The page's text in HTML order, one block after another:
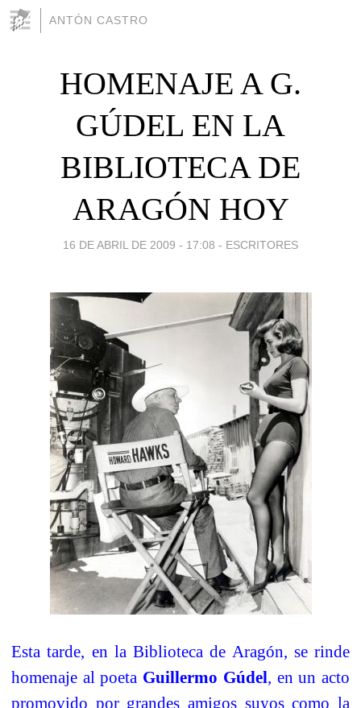
ANTÓN CASTRO
HOMENAJE A G.
GÚDEL EN LA
BIBLIOTECA DE
ARAGÓN HOY
16 DE ABRIL DE 2009 - 17:08 - ESCRITORES
Esta tarde, en la Biblioteca de Aragón, se rinde
homenaje al poeta Guillermo Gúdel, en un acto
promovido por grandes amigos suyos como la